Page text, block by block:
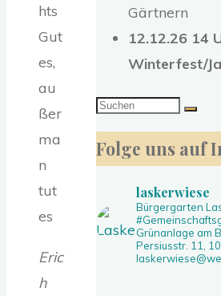
hts
Gut
es,
au
ßer
ma
n
tut
es
Eric
h
Gärtnern
12.12.26 14
Winterfest/
Suchen
nach:
Folge uns auf
laskerwiese
Bürgergarten
Grünanlage am
Persiusstr. 11,